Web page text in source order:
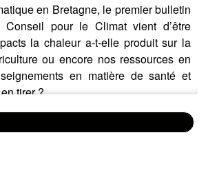
en Bretagne, le premier bulletin
pour le Climatvient d’être
la chaleur a-t-elle produit sur la
ou encore nos ressources en
en matière de santé et
tirer ?
Nicolas Guillas, cette première
de Climatoscopie est organisée en